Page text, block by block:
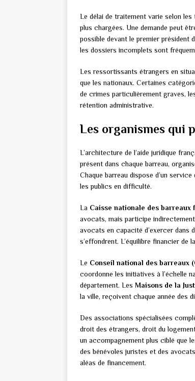
Le délai de traitement varie selon les
plus chargées. Une demande peut
possible devant le premier président
les dossiers incomplets sont
Les ressortissants étrangers en
que les nationaux. Certaines
de crimes particulièrement graves,
rétention administrative.
Les organismes qui
L’architecture de l’aide juridique
présent dans chaque barreau,
Chaque barreau dispose d’un
les publics en difficulté.
La Caisse nationale des barreaux
avocats, mais participe
avocats en capacité d’exercer
s’effondrent. L’équilibre financier
Le Conseil national des barreaux
coordonne les initiatives à l’échelle
département. Les Maisons de la
la ville, reçoivent chaque année des
Des associations spécialisées
droit des étrangers, droit du
un accompagnement plus ciblé que
des bénévoles juristes et des
aléas de financement.